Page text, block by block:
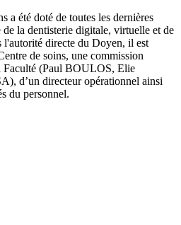
a été doté de toutes les dernières
la dentisterie digitale, virtuelle et de
directe du Doyen, il est
de soins, une commission
Faculté (Paul BOULOS, Elie
d’un directeur opérationnel ainsi
du personnel.